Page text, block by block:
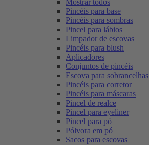
Mostrar todos
Pincéis para base
Pincéis para sombras
Pincel para lábios
Limpador de escovas
Pincéis para blush
Aplicadores
Conjuntos de pincéis
Escova para sobrancelhas
Pincéis para corretor
Pincéis para máscaras
Pincel de realce
Pincel para eyeliner
Pincel para pó
Pólvora em pó
Sacos para escovas